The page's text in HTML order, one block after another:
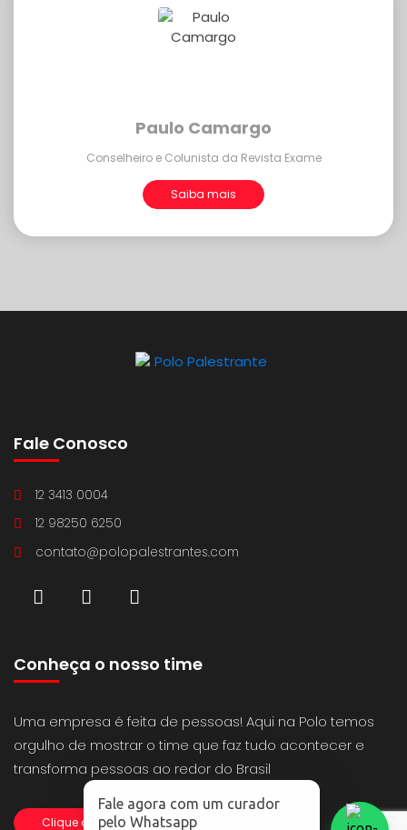
Paulo Camargo
Conselheiro e Colunista da Revista Exame
Saiba mais
Fale Conosco
12 3413 0004
12 98250 6250
contato@polopalestrantes.com
Conheça o nosso time
Uma empresa é feita de pessoas! Aqui na Polo temos
orgulho de mostrar o time que faz tudo acontecer e
transforma pessoas ao redor do Brasil
Clique aqui e conheça
Fale agora com um curador
pelo Whatsapp